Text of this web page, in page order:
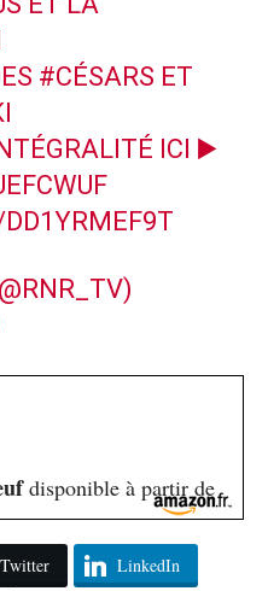
#CÉSARS ET
ICI ▶️
disponible à partir de
Twitter LinkedIn